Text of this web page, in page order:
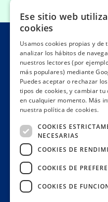
Buscar
Dirección de
Ese sitio web utiliza
cookies
Usamos cookies propias y de
analizar los hábitos de
nuestros lectores (por
más populares) mediante
Puedes aceptar o rechazar
tipos de cookies, y cambiar
en cualquier momento. Más
nuestra política de cookies.
COOKIES
NECESARIAS
COOKIES DE
COOKIES DE
COOKIES DE